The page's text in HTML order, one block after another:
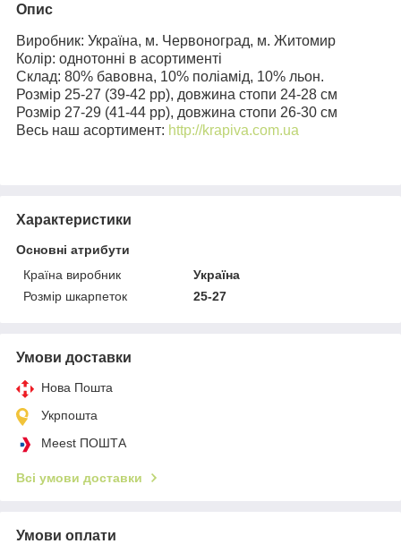
Опис
Виробник: Україна, м. Червоноград, м. Житомир
Колір: однотонні в асортименті
Склад: 80% бавовна, 10% поліамід, 10% льон.
Розмір 25-27 (39-42 рр), довжина стопи 24-28 см
Розмір 27-29 (41-44 рр), довжина стопи 26-30 см
Весь наш асортимент: http://krapiva.com.ua
Характеристики
Основні атрибути
Країна виробник
Україна
Розмір шкарпеток
25-27
Умови доставки
Нова Пошта
Укрпошта
Meest ПОШТА
Всі умови доставки
Умови оплати